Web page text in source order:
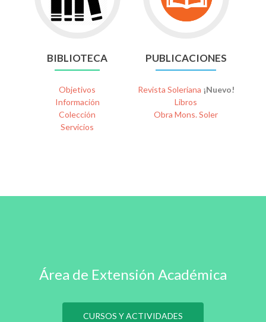
BIBLIOTECA
Objetivos
Información
Colección
Servicios
PUBLICACIONES
Revista Soleriana ¡Nuevo!
Libros
Obra Mons. Soler
Área de Extensión Académica
CURSOS Y ACTIVIDADES